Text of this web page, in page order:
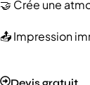
🤝 Crée une
📤 Impression